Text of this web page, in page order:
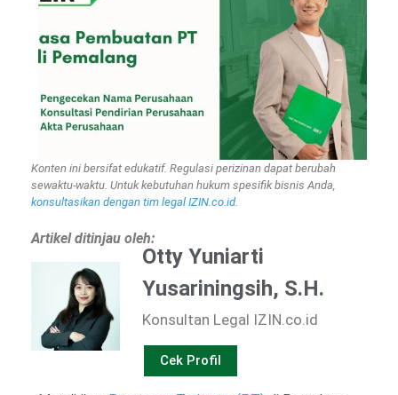
Konten ini bersifat edukatif. Regulasi perizinan dapat berubah
sewaktu-waktu. Untuk kebutuhan hukum spesifik bisnis Anda,
konsultasikan dengan tim legal IZIN.co.id.
Artikel ditinjau oleh:
Otty Yuniarti
Yusariningsih, S.H.
Konsultan Legal IZIN.co.id
Cek Profil